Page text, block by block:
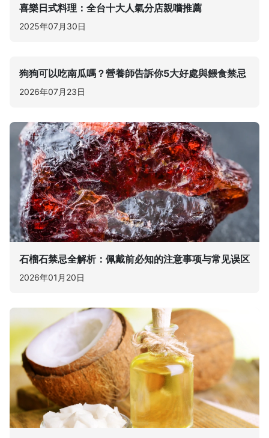
喜樂日式料理：全台十大人氣分店親嚐推薦
2025年07月30日
狗狗可以吃南瓜嗎？營養師告訴你5大好處與餵食禁忌
2026年07月23日
石榴石禁忌全解析：佩戴前必知的注意事项与常见误区
2026年01月20日